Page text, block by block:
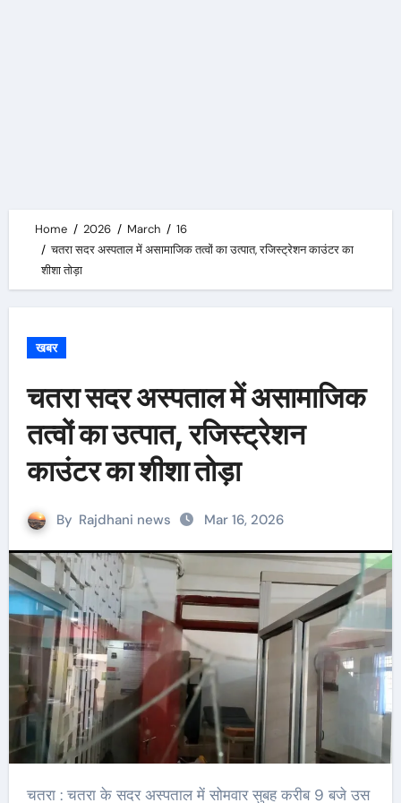
Home 2026 March
16
चतरा सदर अस्पताल में असामाजिक तत्वों का उत्पात, रजिस्ट्रेशन काउंटर का
शीशा तोड़ा
खबर
चतरा सदर अस्पताल में असामाजिक
तत्वों का उत्पात, रजिस्ट्रेशन
काउंटर का शीशा तोड़ा
By Rajdhani news Mar 16, 2026
चतरा : चतरा के सदर अस्पताल में सोमवार सुबह करीब 9 बजे उस